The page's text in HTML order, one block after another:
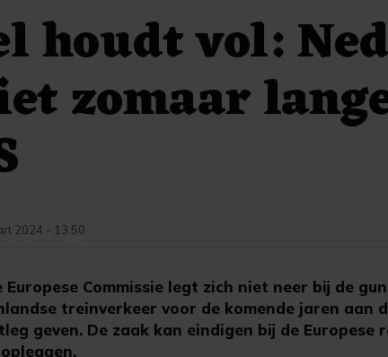
houdt vol:
zomaar
Europese Commissie legt zich niet neer bij de
treinverkeer voor de komende jaren aan
geven. De zaak kan eindigen bij de Europese
2024 - 13:50